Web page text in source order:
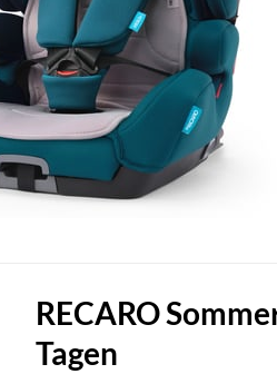
RECARO
Tagen